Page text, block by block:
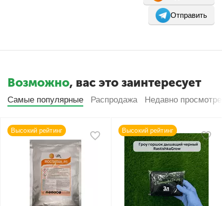
Отправить
Возможно, вас это заинтересует
Самые популярные Распродажа Недавно
Высокий рейтинг Высокий рейтинг